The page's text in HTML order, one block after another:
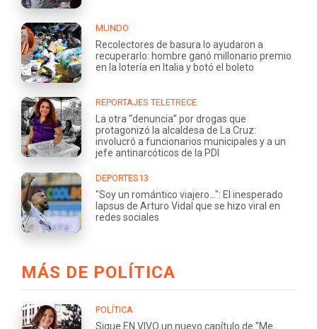
MUNDO
Recolectores de basura lo ayudaron a
recuperarlo: hombre ganó millonario premio
en la lotería en Italia y botó el boleto
REPORTAJES TELETRECE
La otra “denuncia” por drogas que
protagonizó la alcaldesa de La Cruz:
involucró a funcionarios municipales y a un
jefe antinarcóticos de la PDI
DEPORTES13
"Soy un romántico viajero...": El inesperado
lapsus de Arturo Vidal que se hizo viral en
redes sociales
MÁS DE POLÍTICA
POLÍTICA
Sigue EN VIVO un nuevo capítulo de "Me